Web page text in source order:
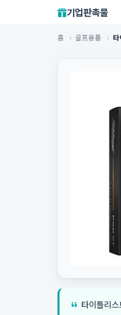
기업판촉물
홈 › 골프용품 ›
타이틀리